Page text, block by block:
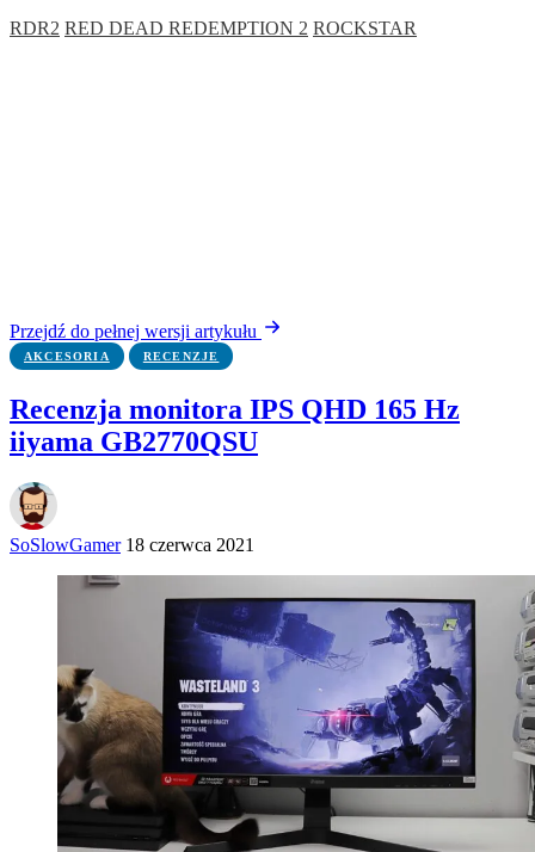
RDR2 RED DEAD REDEMPTION 2 ROCKSTAR
Przejdź do pełnej wersji artykułu
AKCESORIA RECENZJE
Recenzja monitora IPS QHD 165 Hz
iiyama GB2770QSU
SoSlowGamer 18 czerwca 2021